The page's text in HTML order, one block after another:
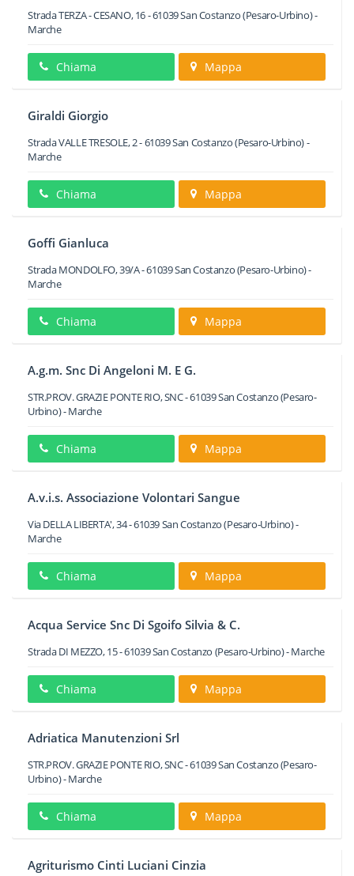
Strada TERZA - CESANO, 16-61039San Costanzo(Pesaro-Urbino) -
Marche
Chiama Mappa
Giraldi Giorgio
Strada VALLE TRESOLE, 2-61039San Costanzo(Pesaro-Urbino) -
Marche
Chiama Mappa
Goffi Gianluca
Strada MONDOLFO, 39/A-61039San Costanzo(Pesaro-Urbino) -
Marche
Chiama Mappa
A.g.m. Snc Di Angeloni M. E G.
STR.PROV. GRAZIE PONTE RIO, SNC-61039San Costanzo(Pesaro-
Urbino) -Marche
Chiama Mappa
A.v.i.s. Associazione Volontari Sangue
Via DELLA LIBERTA', 34-61039San Costanzo(Pesaro-Urbino) -
Marche
Chiama Mappa
Acqua Service Snc Di Sgoifo Silvia & C.
Strada DI MEZZO, 15-61039San Costanzo (Pesaro-Urbino) -Marche
Chiama Mappa
Adriatica Manutenzioni Srl
STR.PROV. GRAZIE PONTE RIO, SNC-61039San Costanzo(Pesaro-
Urbino) -Marche
Chiama Mappa
Agriturismo Cinti Luciani Cinzia